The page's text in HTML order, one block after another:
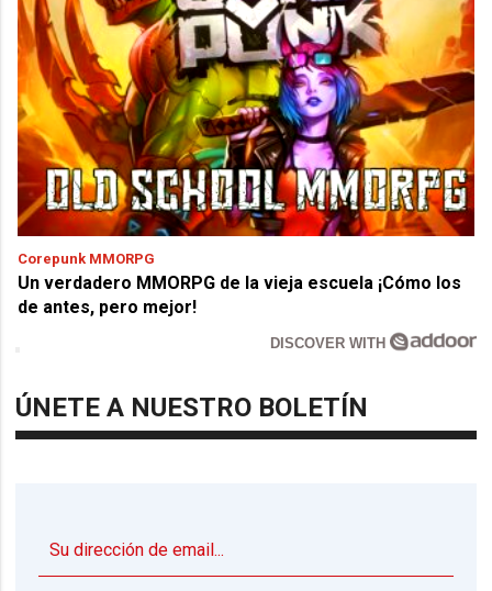
Corepunk MMORPG
Un verdadero MMORPG de la vieja escuela ¡Cómo los
de antes, pero mejor!
DISCOVER WITH
ÚNETE A NUESTRO BOLETÍN